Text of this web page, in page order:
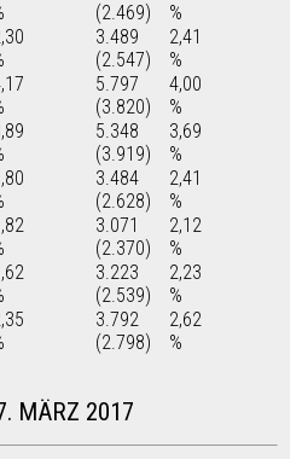
(2.469)
%
3.489
(2.547)
2,41
%
5.797
(3.820)
4,00
%
5.348
(3.919)
3,69
%
3.484
(2.628)
2,41
%
3.071
(2.370)
2,12
%
3.223
(2.539)
2,23
%
3.792
(2.798)
2,62
%
MÄRZ 2017